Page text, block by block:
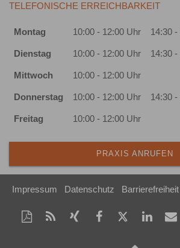
TELEFONISCHE ERREICHBARKEIT
Montag 10:00 - 12:00 Uhr 14:30
Dienstag 10:00 - 12:00 Uhr 14:30
Mittwoch 10:00 - 12:00 Uhr
Donnerstag 10:00 - 12:00 Uhr 14:30
Freitag 10:00 - 12:00 Uhr
PRAXIS ANRUFEN
Impressum Datenschutz Barrierefreiheit
Diese
Seite
RSS-
Feed
Auf
Xing
Auf
Facebook
Auf
Twitter